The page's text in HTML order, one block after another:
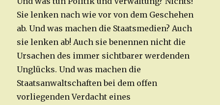
Sie lenken nach wie vor von dem Geschehen
ab. Und was machen die Staatsmedien? Auch
sie lenken ab! Auch sie benennen nicht die
Ursachen des immer sichtbarer werdenden
Unglücks. Und was machen die
Staatsanwaltschaften bei dem offen
vorliegenden Verdacht eines